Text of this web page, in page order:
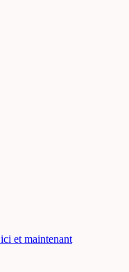
et maintenant